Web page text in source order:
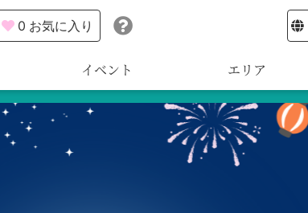
イベント エリア
0 お気に入り